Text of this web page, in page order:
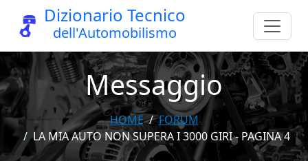
Dizionario Tecnico
dell'Automobilismo
Messaggio
HOME
FORUM
LA MIA AUTO NON SUPERA I 3000 GIRI - PAGINA 4